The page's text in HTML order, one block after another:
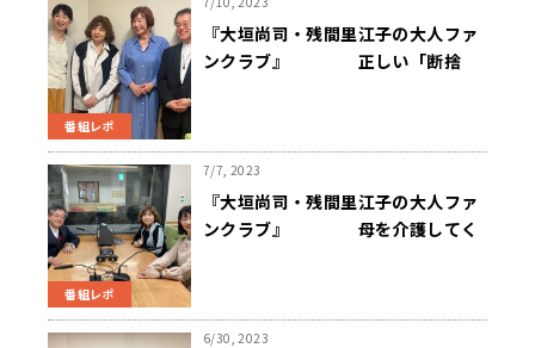
番組レポ
『大垣尚司・残間里江子の大人ファ
ンクラブ』 正しい「断捨
番組レポ
7/7, 2023
『大垣尚司・残間里江子の大人ファ
ンクラブ』 母を介護してく
6/30, 2023